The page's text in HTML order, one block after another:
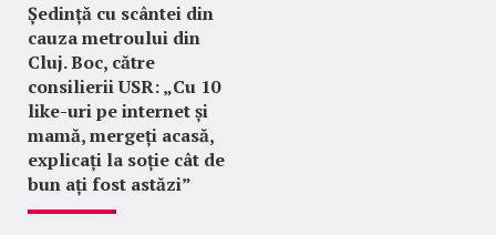
Ședință cu scântei din
cauza metroului din
Cluj. Boc, către
consilierii USR: „Cu 10
like-uri pe internet și
mamă, mergeți acasă,
explicați la soție cât de
bun ați fost astăzi”